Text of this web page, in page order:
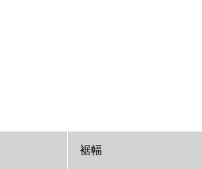
裾幅